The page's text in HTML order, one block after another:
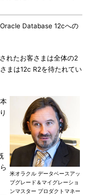
Database 12cへの
れたお客さまは全体の2
まは12c R2を待たれてい
米オラクル データベースアッ
プグレード＆マイグレーショ
ンマスター プロダクトマネー